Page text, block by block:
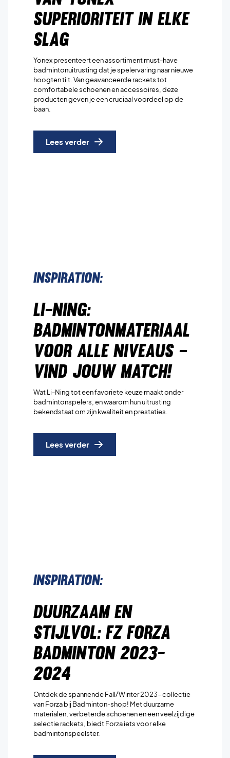
Superioriteit in Elke
Slag
Yonex presenteert een assortiment must-have
badmintonuitrusting dat je spelervaring naar nieuwe
hoogten tilt. Van geavanceerde rackets tot
comfortabele schoenen en accessoires, deze
producten geven je een cruciaal voordeel op de
baan.
Lees verder
Inspiration:
Li-Ning:
Badmintonmateriaal
voor alle niveaus –
Vind jouw match!
Wat Li-Ning tot een favoriete keuze maakt onder
badmintonspelers, en waarom hun uitrusting
bekendstaat om zijn kwaliteit en prestaties.
Lees verder
Inspiration:
Duurzaam en
Stijlvol: FZ Forza
Badminton 2023-
2024
Ontdek de spannende Fall/Winter 2023-collectie
van Forza bij Badminton-shop! Met duurzame
materialen, verbeterde schoenen en een veelzijdige
selectie rackets, biedt Forza iets voor elke
badmintonspeelster.